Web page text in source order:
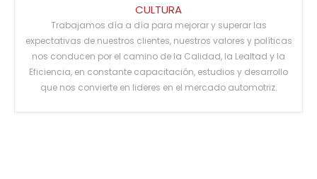
CULTURA
Trabajamos día a día para mejorar y superar las
expectativas de nuestros clientes, nuestros valores y políticas
nos conducen por el camino de la Calidad, la Lealtad y la
Eficiencia, en constante capacitación, estudios y desarrollo
que nos convierte en lideres en el mercado automotriz.